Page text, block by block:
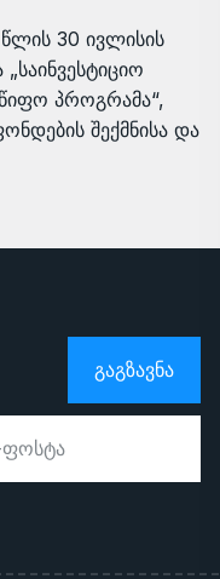
30 ივლისის
პროგრამა“,
შექმნისა და
ᲒᲐᲒᲖᲐᲕᲜᲐ